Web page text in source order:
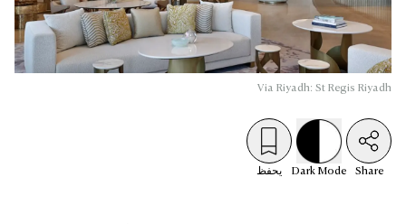
Via Riyadh: St Regis Riyadh
Share
Dark Mode يحفظ